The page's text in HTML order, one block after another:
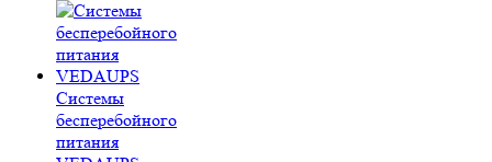
Системы
бесперебойного
питания